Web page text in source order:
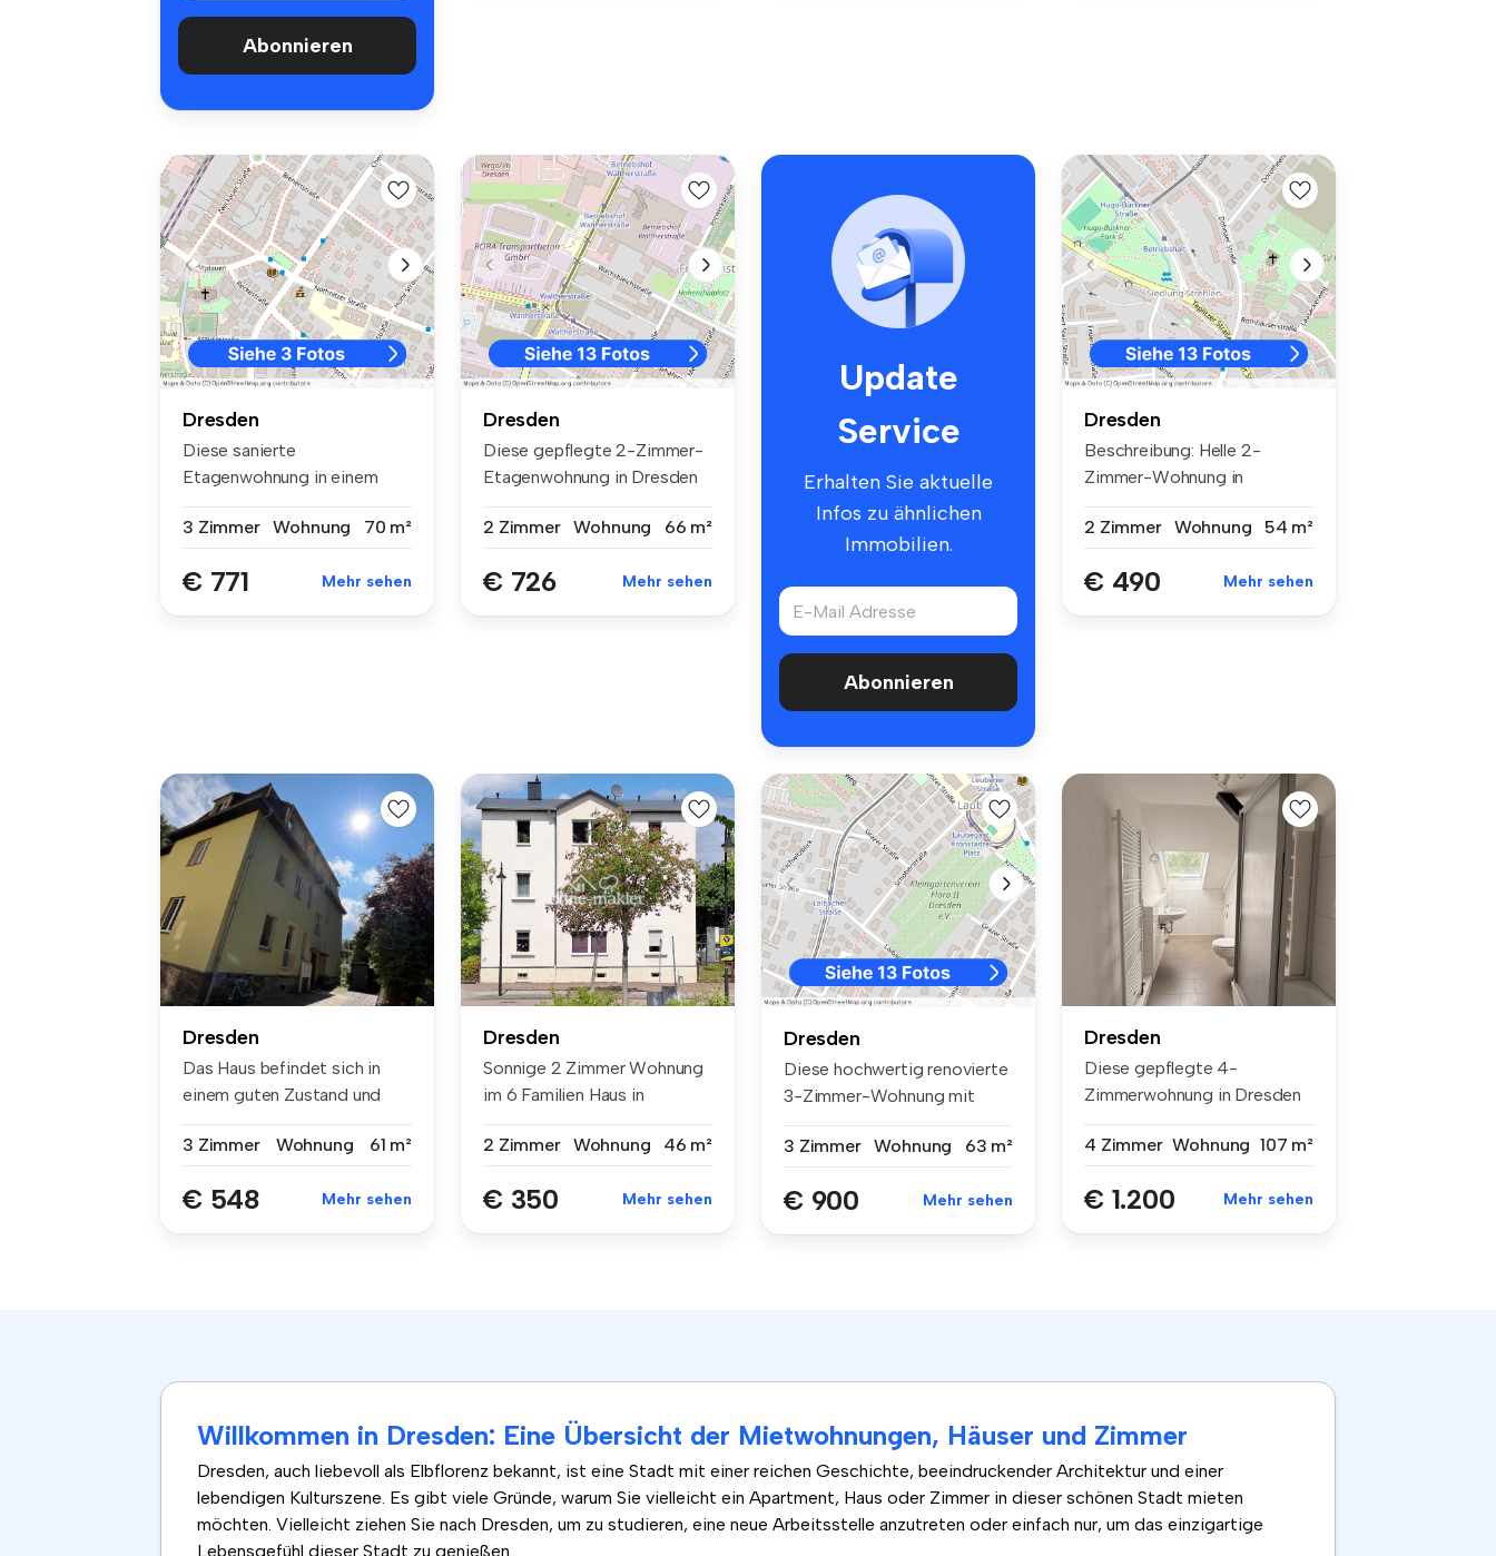
Abonnieren
Dresden
Diese sanierte
Etagenwohnung in einem
3 Zimmer
Wohnung 70 m²
€ 771 Mehr sehen
Dresden
Diese gepflegte 2-Zimmer-
Etagenwohnung in Dresden
2 Zimmer
Wohnung 66 m²
€ 726 Mehr sehen
Update
Service
Erhalten Sie aktuelle
Infos zu ähnlichen
Immobilien.
Abonnieren
Dresden
Beschreibung: Helle 2-
Zimmer-Wohnung in
2 Zimmer Wohnung 54 m²
€ 490 Mehr sehen
Dresden
Das Haus befindet sich in
einem guten Zustand und
3 Zimmer
Wohnung 61 m²
€ 548 Mehr sehen
Dresden
Sonnige 2 Zimmer Wohnung
im 6 Familien Haus in
2 Zimmer Wohnung 46 m²
€ 350 Mehr sehen
Dresden
Diese hochwertig renovierte
3-Zimmer-Wohnung mit
3 Zimmer
Wohnung 63 m²
€ 900 Mehr sehen
Dresden
Diese gepflegte 4-
Zimmerwohnung in Dresden
4 Zimmer Wohnung 107 m²
€ 1.200 Mehr sehen
Willkommen in Dresden: Eine Übersicht der Mietwohnungen, Häuser und Zimmer
Dresden, auch liebevoll als Elbflorenz bekannt, ist eine Stadt mit einer reichen Geschichte, beeindruckender Architektur und einer
lebendigen Kulturszene. Es gibt viele Gründe, warum Sie vielleicht ein Apartment, Haus oder Zimmer in dieser schönen Stadt mieten
möchten. Vielleicht ziehen Sie nach Dresden, um zu studieren, eine neue Arbeitsstelle anzutreten oder einfach nur, um das einzigartige
Lebensgefühl dieser Stadt zu genießen.